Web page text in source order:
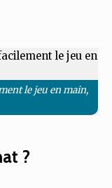
le jeu en main,
?